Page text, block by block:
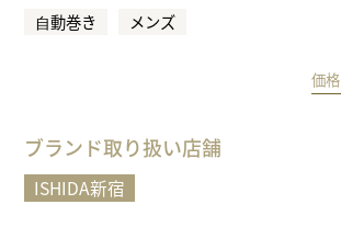
⾃動巻き メンズ
価格
ブランド取り扱い店舗
ISHIDA新宿